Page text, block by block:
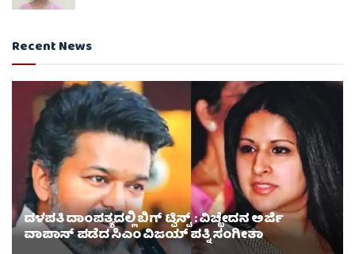
Recent News
ದಳಪತಿ ದಾಂಪತ್ಯದಲ್ಲಿ ಬಿಗ್ ಟ್ವಿಸ್ಟ್ : ವಿಚ್ಛೇದನ ಅರ್ಜಿ
ವಾಪಾಸ್‌ ಪಡೆದ ಸಿಎಂ ವಿಜಯ್ ಪತ್ನಿ ಸಂಗೀತಾ‌